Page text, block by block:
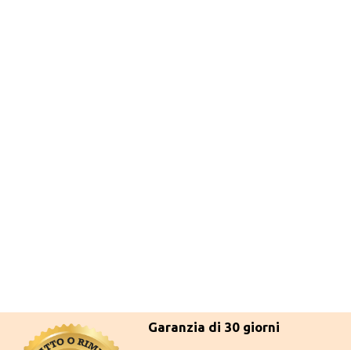
Garanzia di 30 giorni